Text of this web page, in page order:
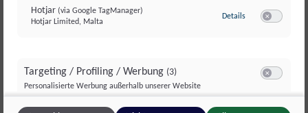
gezählt und in die endgültige Berechnung
einbezogen werden.
Bislang wurden nur 6 der 108 eingeleiteten EBIs
von der Europäischen Kommission als erfolgreich
validiert (< 6 %). Erfolgreiche EBIs zwingen die
Hotjar (via Google TagManager)
Hotjar Limited, Malta
Details zu Hotjar (via
Targeting / Profiling / Werbung (3)
Personalisierte Werbung außerhalb unserer Website
Meta Pixel(via Google TagManager)